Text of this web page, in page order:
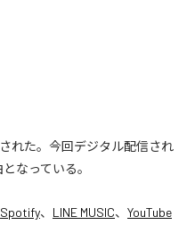
れた。今回デジタル配信され
なっている。
Spotify、 LINE MUSIC、 YouTube